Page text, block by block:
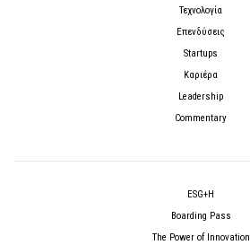
Τεχνολογία
Επενδύσεις
Startups
Καριέρα
Leadership
Commentary
ESG+H
Boarding Pass
The Power of Innovation